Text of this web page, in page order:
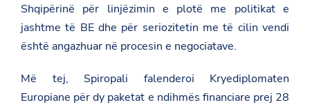
Shqipërinë për linjëzimin e plotë me politikat e
jashtme të BE dhe për seriozitetin me të cilin vendi
është angazhuar në procesin e negociatave.
Më tej, Spiropali falenderoi Kryediplomaten
Europiane për dy paketat e ndihmës financiare prej 28